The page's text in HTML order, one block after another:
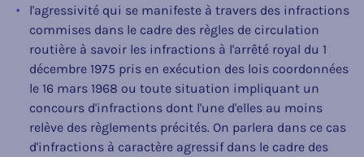
l'agressivité qui se manifeste à travers des infractions
commises dans le cadre des règles de circulation
routière à savoir les infractions à l'arrêté royal du 1
décembre 1975 pris en exécution des lois coordonnées
le 16 mars 1968 ou toute situation impliquant un
concours d'infractions dont l'une d'elles au moins
relève des règlements précités. On parlera dans ce cas
d'infractions à caractère agressif dans le cadre des